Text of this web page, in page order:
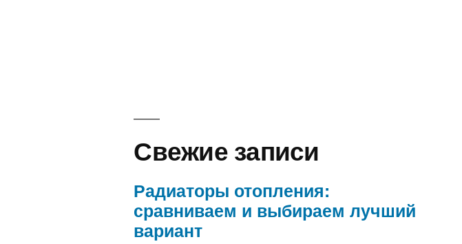
Свежие записи
Радиаторы отопления:
сравниваем и выбираем лучший
вариант